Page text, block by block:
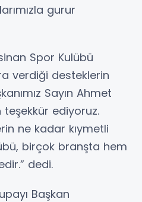
gurur
Spor Kulübü
verdiği desteklerin
Sayın Ahmet
ediyoruz.
ne kadar kıymetli
birçok branşta hem
dedi.
Başkan